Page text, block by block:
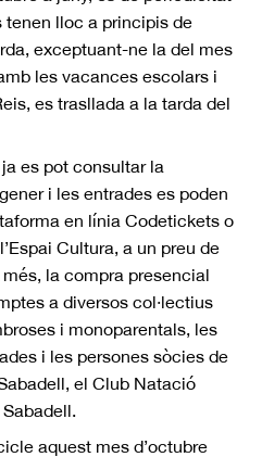
lloc a principis de
exceptuant-ne la del mes
les vacances escolars i
es trasllada a la tarda del
es pot consultar la
i les entrades es poden
en línia Codetickets o
Cultura, a un preu de
la compra presencial
a diversos col·lectius
i monoparentals, les
i les persones sòcies de
el Club Natació
aquest mes d’octubre